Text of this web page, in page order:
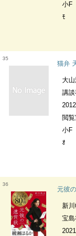
小F
ﾓ
35
猫弁
大山
講談
閲
小F
ｵ
36
元彼
新
宝島